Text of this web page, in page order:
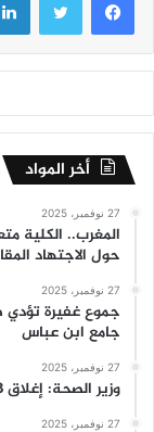
أخر المواد
27 نوفمبر، 2025
المغرب.. الكلية
حول الاجتهاد
27 نوفمبر، 2025
جموع غفيرة تؤدي
جامع ابن عباس
27 نوفمبر، 2025
وزير الصحة: إغلاق 33 منشأة في نوفمبر بعد عمليات تفتيش
27 نوفمبر، 2025